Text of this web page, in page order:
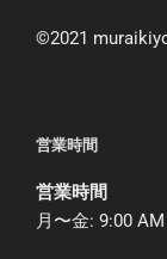
©︎2021
営業時間
営業時間
月〜金: 9:00